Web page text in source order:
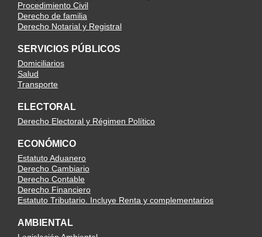
Procedimiento Civil
Derecho de familia
Derecho Notarial y Registral
SERVICIOS PÚBLICOS
Domiciliarios
Salud
Transporte
ELECTORAL
Derecho Electoral y Régimen Político
ECONÓMICO
Estatuto Aduanero
Derecho Cambiario
Derecho Contable
Derecho Financiero
Estatuto Tributario. Incluye Renta y complementarios
AMBIENTAL